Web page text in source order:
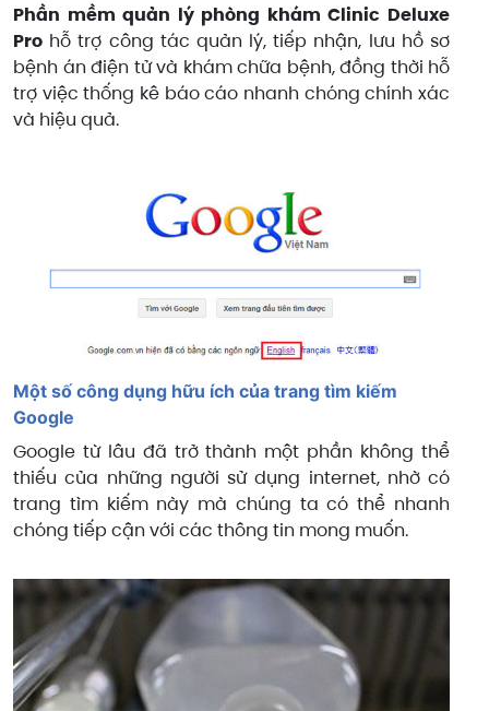
Phần mềm quản lý phòng khám Clinic Deluxe
Pro hỗ trợ công tác quản lý, tiếp nhận, lưu hồ sơ
bệnh án điện tử và khám chữa bệnh, đồng thời hỗ
trợ việc thống kê báo cáo nhanh chóng chính xác
và hiệu quả.
Một số công dụng hữu ích của trang tìm kiếm
Google
Google từ lâu đã trở thành một phần không thể
thiếu của những người sử dụng internet, nhờ có
trang tìm kiếm này mà chúng ta có thể nhanh
chóng tiếp cận với các thông tin mong muốn.